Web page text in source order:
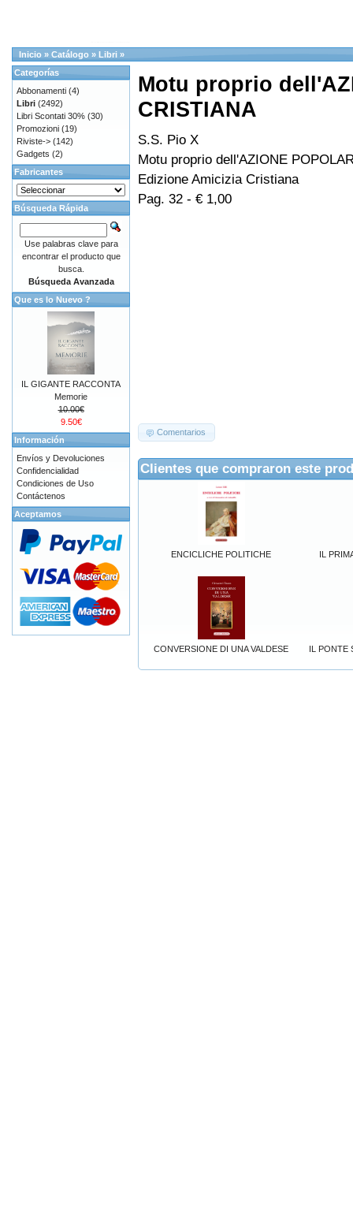
Inicio » Catálogo » Libri »
Motu proprio
CRISTIANA
S.S. Pio X
Motu proprio dell'AZIONE
Edizione Amicizia Cristiana
Pag. 32 - € 1,00
Comentarios
Clientes que compraron este
ENCICLICHE POLITICHE IL
CONVERSIONE DI UNA VALDESE IL PONTE
Categorías
Abbonamenti (4)
Libri (2492)
Libri Scontati 30% (30)
Promozioni (19)
Riviste-> (142)
Gadgets (2)
Fabricantes
Búsqueda Rápida
Use palabras clave para
encontrar el producto que
busca.
Búsqueda Avanzada
Que es lo Nuevo ?
IL GIGANTE RACCONTA
Memorie
10.00€
9.50€
Información
Envíos y Devoluciones
Confidencialidad
Condiciones de Uso
Contáctenos
Aceptamos